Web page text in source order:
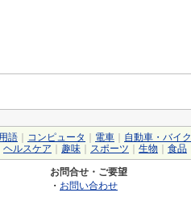
語 コンピュータ 電車 自動車・バイク
ヘルスケア 趣味 スポーツ 生物 食品
お問合せ・ご要望
・ お問い合わせ